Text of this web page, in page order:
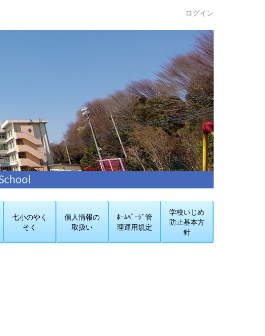
ログイン
七小のやく
そく
個人情報の
取扱い
ﾎｰﾑﾍﾟｰｼﾞ管
理運用規定
学校いじめ
防止基本方
針